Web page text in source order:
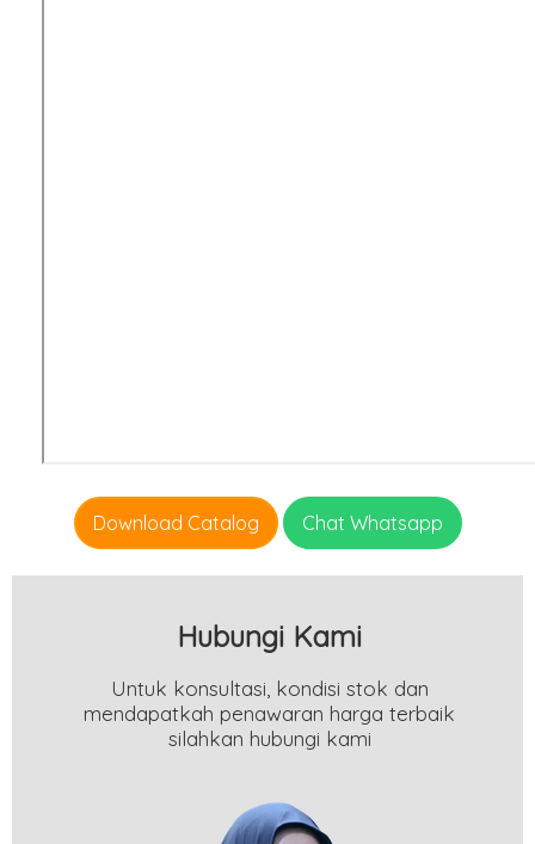
Download Catalog Chat Whatsapp
Hubungi Kami
Untuk konsultasi, kondisi stok dan
mendapatkah penawaran harga terbaik
silahkan hubungi kami